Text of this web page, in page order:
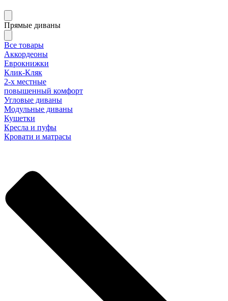
Прямые диваны
Все товары
Аккордеоны
Еврокнижки
Клик-Кляк
2-х местные
повышенный комфорт
Угловые диваны
Модульные диваны
Кушетки
Кресла и пуфы
Кровати и матрасы